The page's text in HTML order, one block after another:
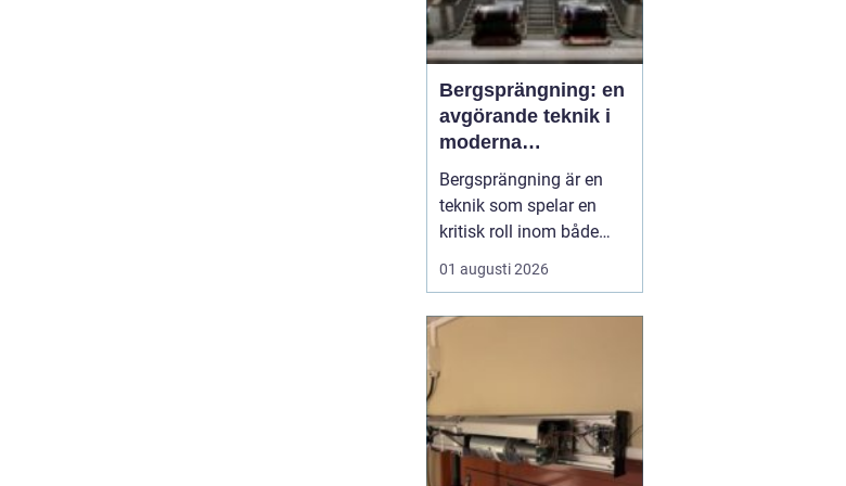
Bergsprängning: en
avgörande teknik i
moderna
byggprojekt
Bergsprängning är en
teknik som spelar en
kritisk roll inom både
byggnads- och
infrastrukturutveckling.
ned, vilket möjliggör
byggnation där natu...
01 augusti 2026